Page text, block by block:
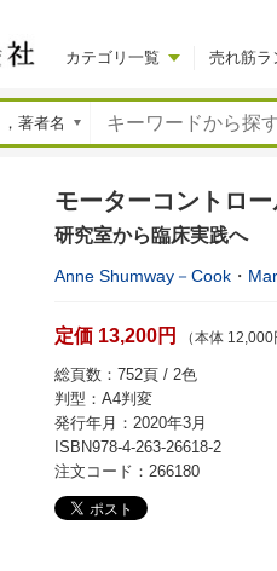
カテゴリ一覧 売れ筋ラ
モーターコントロ
研究室から臨床実践へ
Anne Shumway－Cook ・
定価 13,200円 （本体 12,000
総頁数：752頁 / 2色
判型：A4判変
発行年月：2020年3月
ISBN978-4-263-26618-2
注文コード：266180